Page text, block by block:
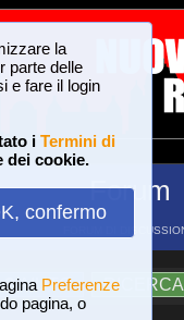
la
parte delle
e fare il login
i Termini di
dei cookie.
confermo
Preferenze
pagina, o
Forum
FORUM DI
?AIUTO RICERCA